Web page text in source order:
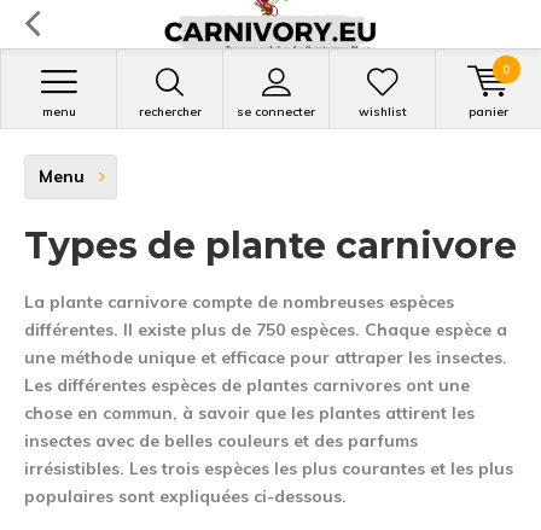
rechercher se connecter
menu wishlist panier
0
Menu
Types de plante carnivore
La plante carnivore compte de nombreuses espèces
différentes. Il existe plus de 750 espèces. Chaque espèce a
une méthode unique et efficace pour attraper les insectes.
Les différentes espèces de plantes carnivores ont une
chose en commun, à savoir que les plantes attirent les
insectes avec de belles couleurs et des parfums
irrésistibles. Les trois espèces les plus courantes et les plus
populaires sont expliquées ci-dessous.